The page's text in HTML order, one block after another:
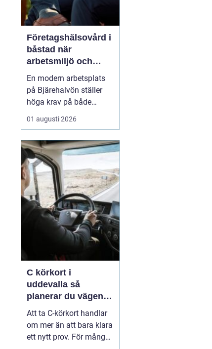
Företagshälsovård i
båstad när
arbetsmiljö och
specialistkunskap
möts
En modern arbetsplats
på Bjärehalvön ställer
höga krav på både
ledning och
medarbetare. Tempot är
breda och gränsen
mellan jobb och privatliv
blir ibland suddig.
Samtidigt förväntas
hållbara prestationer
över tid. I den verkligh...
01 augusti 2026
C körkort i
uddevalla så
planerar du vägen
mot tung lastbil
Att ta C-körkort handlar
om mer än att bara klara
ett nytt prov. För många